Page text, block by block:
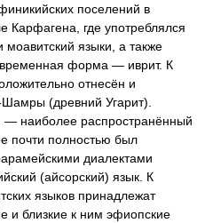
поселений в
где употреблялся
языки, а также
форма — иврит. К
отнесён и
Шамры (древний Угарит).
— наиболее распространённый
почти полностью был
диалектами
(айсорский) язык. К
языков принадлежат
и близкие к ним эфиопские